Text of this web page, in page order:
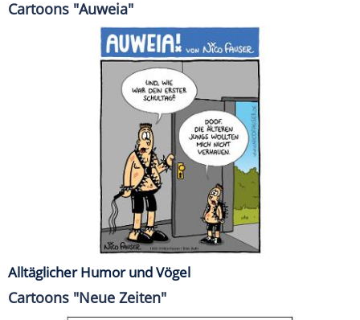
Cartoons "Auweia"
Alltäglicher Humor und Vögel
Cartoons "Neue Zeiten"